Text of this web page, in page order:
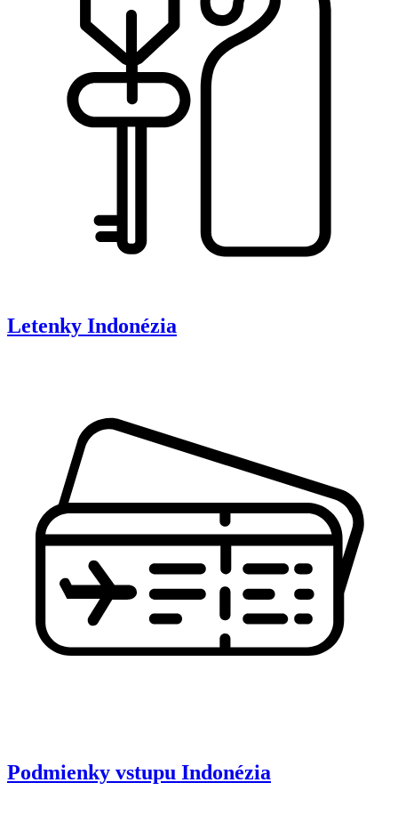
Letenky Indonézia
Podmienky vstupu Indonézia